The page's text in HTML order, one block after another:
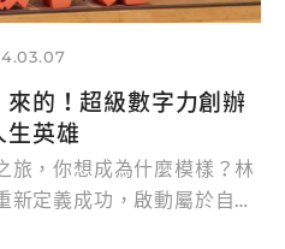
的！超級數字力創辦
生英雄
旅，你想成為什麼模樣？林
定義成功，啟動屬於自己